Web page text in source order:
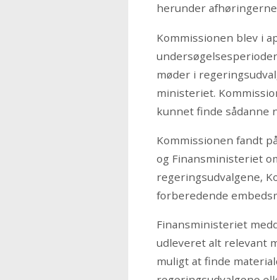
herunder
Kommissionen blev i
møder i
ministeriet.
kunnet finde sådanne
Kommissionen fandt
og Finansministeriet
regeringsudvalgene,
forberedende
Finansministeriet
udleveret alt relevant
muligt at finde